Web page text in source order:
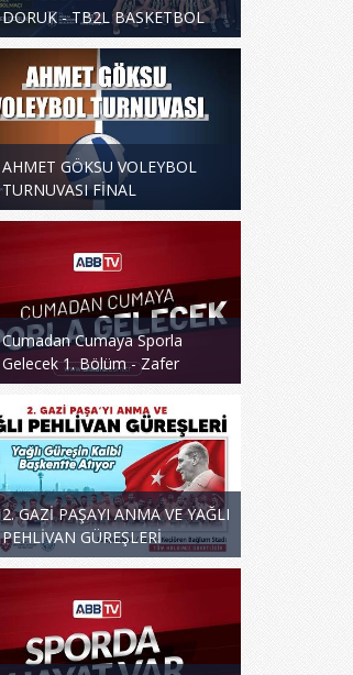
DORUK - TB2L BASKETBOL
MAÇI
AHMET GÖKSU VOLEYBOL
TURNUVASI FİNAL
MÜSABAKASI
Cumadan Cumaya Sporla
Gelecek 1. Bölüm - Zafer
Tekbudak / Enver Yıldırım
2. GAZİ PAŞAYI ANMA VE YAĞLI
PEHLİVAN GÜREŞLERİ